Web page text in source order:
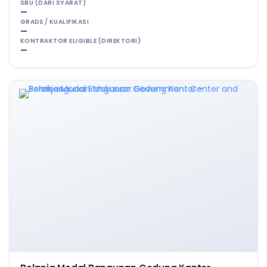
SBU (DARI SYARAT)
—
GRADE / KUALIFIKASI
—
KONTRAKTOR ELIGIBLE (DIREKTORI)
—